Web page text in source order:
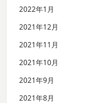
2022年1月
2021年12月
2021年11月
2021年10月
2021年9月
2021年8月